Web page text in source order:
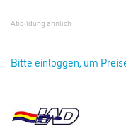
Abbildung ähnlich
Bitte einloggen, um